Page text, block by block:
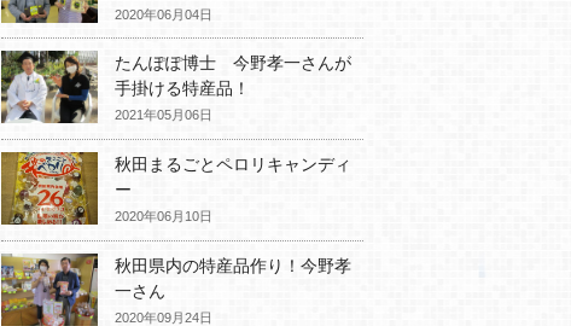
2020年06月04日
たんぽぽ博士 今野孝一さんが
手掛ける特産品！
2021年05月06日
秋田まるごとペロリキャンディ
ー
2020年06月10日
秋田県内の特産品作り！今野孝
一さん
2020年09月24日